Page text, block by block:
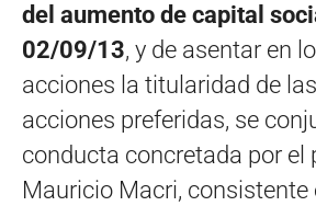
del aumento de capital
02/09/13, y de asentar en
acciones la titularidad de
acciones preferidas, se
conducta concretada por el
Mauricio Macri,